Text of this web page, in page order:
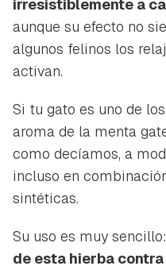
irresistiblemente a
aunque su efecto no
algunos felinos los
activan.
Si tu gato es uno de
aroma de la menta
como decíamos, a
incluso en
sintéticas.
Su uso es muy
de esta hierba